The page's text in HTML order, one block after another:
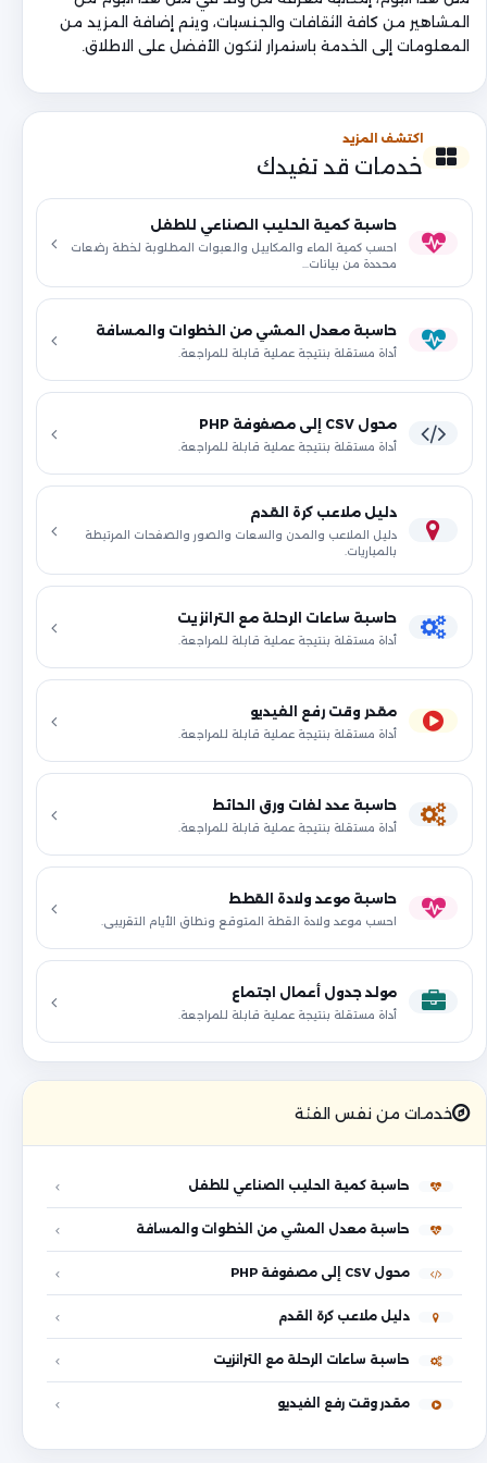
المشاهير من كافة الثقافات والجنسيات، ويتم إضافة المزيد من
المعلومات إلى الخدمة باستمرار لتكون الأفضل على الاطلاق.
اكتشف المزيد
خدمات قد تفيدك
حاسبة كمية الحليب الصناعي للطفل
احسب كمية الماء والمكاييل والعبوات المطلوبة لخطة رضعات
محددة من بيانات…
حاسبة معدل المشي من الخطوات والمسافة
أداة مستقلة بنتيجة عملية قابلة للمراجعة.
محول CSV إلى مصفوفة PHP
أداة مستقلة بنتيجة عملية قابلة للمراجعة.
دليل ملاعب كرة القدم
دليل الملاعب والمدن والسعات والصور والصفحات المرتبطة
بالمباريات.
حاسبة ساعات الرحلة مع الترانزيت
أداة مستقلة بنتيجة عملية قابلة للمراجعة.
مقدر وقت رفع الفيديو
أداة مستقلة بنتيجة عملية قابلة للمراجعة.
حاسبة عدد لفات ورق الحائط
أداة مستقلة بنتيجة عملية قابلة للمراجعة.
حاسبة موعد ولادة القطط
احسب موعد ولادة القطة المتوقع ونطاق الأيام التقريبي.
مولد جدول أعمال اجتماع
أداة مستقلة بنتيجة عملية قابلة للمراجعة.
خدمات من نفس الفئة
حاسبة كمية الحليب الصناعي للطفل
حاسبة معدل المشي من الخطوات والمسافة
محول CSV إلى مصفوفة PHP
دليل ملاعب كرة القدم
حاسبة ساعات الرحلة مع الترانزيت
مقدر وقت رفع الفيديو